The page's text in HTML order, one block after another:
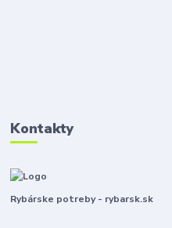
Kontakty
Rybárske potreby - rybarsk.sk